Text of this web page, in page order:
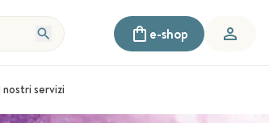
e-shop
nostri servizi